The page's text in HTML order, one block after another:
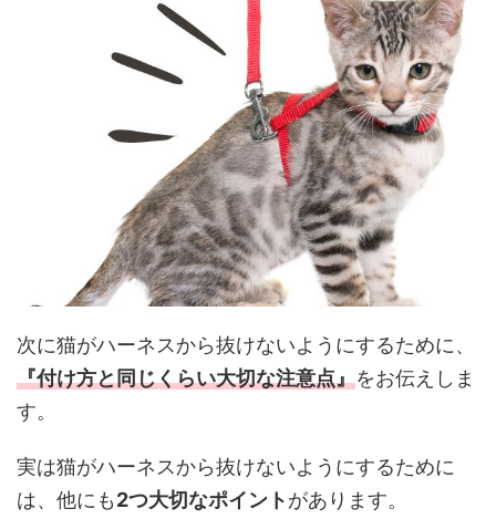
次に猫がハーネスから抜けないようにするために、
『付け方と同じくらい大切な注意点』をお伝えしま
す。
実は猫がハーネスから抜けないようにするために
は、他にも2つ大切なポイントがあります。